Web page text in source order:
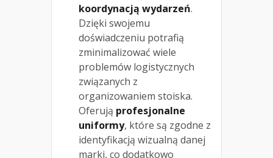
koordynacją wydarzeń.
Dzięki swojemu
doświadczeniu potrafią
zminimalizować wiele
problemów logistycznych
związanych z
organizowaniem stoiska.
Oferują profesjonalne
uniformy, które są zgodne z
identyfikacją wizualną danej
marki, co dodatkowo